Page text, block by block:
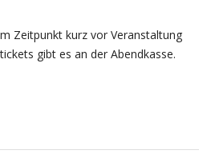
Zeitpunkt kurz vor Veranstaltung
gibt es an der Abendkasse.